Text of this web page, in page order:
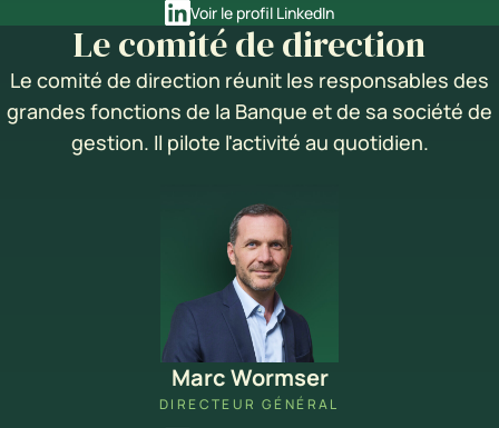
Voir le profil LinkedIn
Le comité de direction
Le comité de direction réunit les responsables des
grandes fonctions de la Banque et de sa société de
gestion. Il pilote l'activité au quotidien.
Marc Wormser
DIRECTEUR GÉNÉRAL